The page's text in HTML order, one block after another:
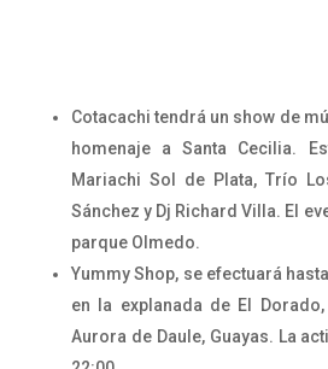
Cotacachi tendrá un show de
homenaje a Santa Cecilia.
Mariachi Sol de Plata, Trío
Sánchez y Dj Richard Villa. El
parque Olmedo.
Yummy Shop, se efectuará
en la explanada de El
Aurora de Daule, Guayas. La